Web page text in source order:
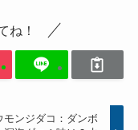
ね！
モンジダコ：ダンボ